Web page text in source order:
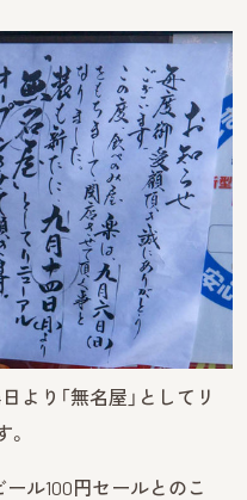
より「無名屋」としてリ
ール100円セールとのこ